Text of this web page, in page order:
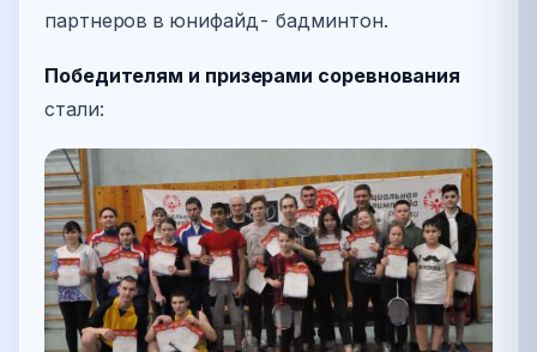
партнеров в юнифайд- бадминтон.
Победителям и призерами соревнования
стали: